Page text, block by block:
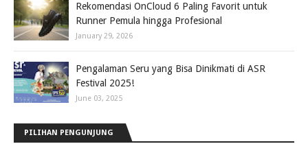
Rekomendasi OnCloud 6 Paling Favorit untuk
Runner Pemula hingga Profesional
January 29, 2026
Pengalaman Seru yang Bisa Dinikmati di ASR
Festival 2025!
June 03, 2025
PILIHAN PENGUNJUNG